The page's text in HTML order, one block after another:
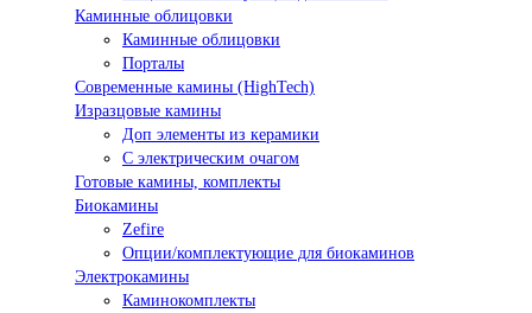
Каминные облицовки
Каминные облицовки
Порталы
Современные камины (HighTech)
Изразцовые камины
Доп элементы из керамики
С электрическим очагом
Готовые камины, комплекты
Биокамины
Zefire
Опции/комплектующие для биокаминов
Электрокамины
Каминокомплекты